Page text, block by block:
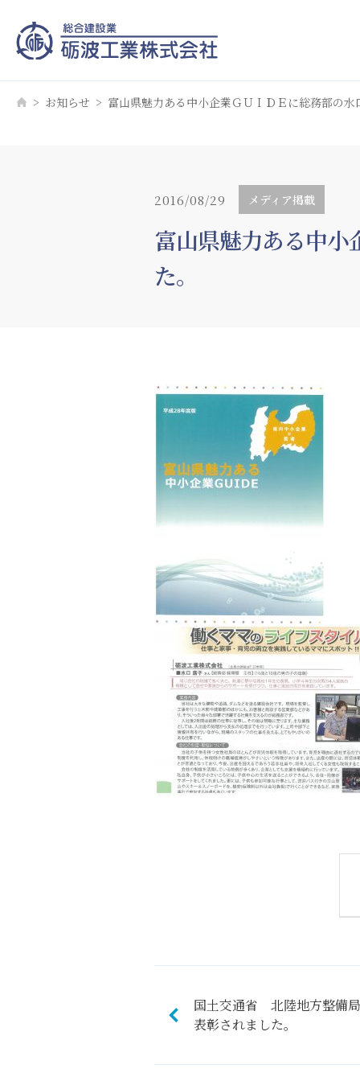
お知らせ 富山県魅力ある中小企業ＧＵＩＤＥに総務部の
2016/08/29 メディア掲載
富山県魅力ある中
た。
国土交通省 北陸地方整備
表彰されました。